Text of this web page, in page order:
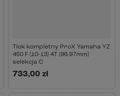
Tłok kompletny ProX Yamaha YZ
450 F (10-13) 4T (96.97mm)
selekcja C
733,00 zł